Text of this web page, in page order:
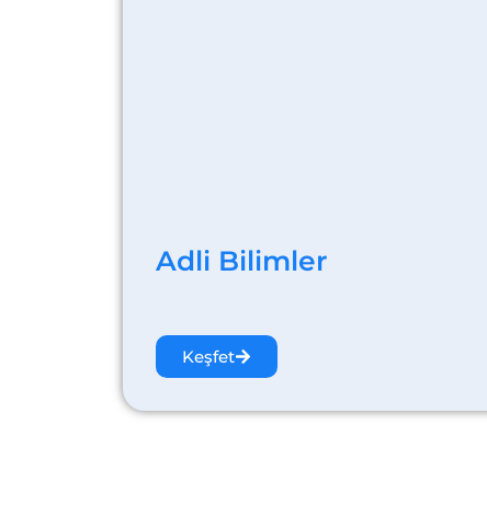
Adli Bilimler
Keşfet